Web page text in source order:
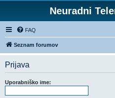
Neuradni
FAQ
Seznam forumov
Prijava
Uporabniško ime: